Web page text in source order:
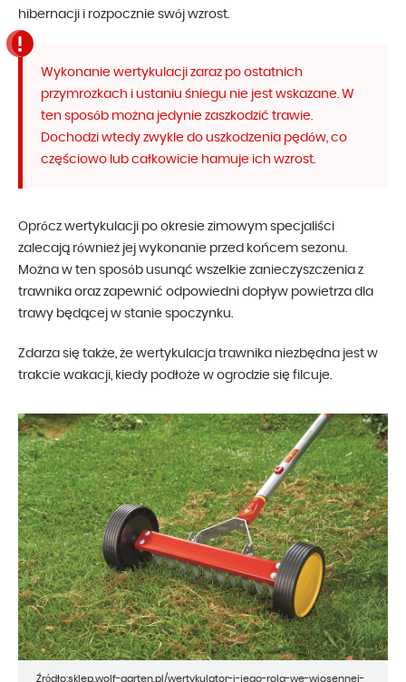
hibernacji i rozpocznie swój wzrost.
Wykonanie wertykulacji zaraz po ostatnich
przymrozkach i ustaniu śniegu nie jest wskazane. W
ten sposób można jedynie zaszkodzić trawie.
Dochodzi wtedy zwykle do uszkodzenia pędów, co
częściowo lub całkowicie hamuje ich wzrost.
Oprócz wertykulacji po okresie zimowym specjaliści
zalecają również jej wykonanie przed końcem sezonu.
Można w ten sposób usunąć wszelkie zanieczyszczenia z
trawnika oraz zapewnić odpowiedni dopływ powietrza dla
trawy będącej w stanie spoczynku.
Zdarza się także, że wertykulacja trawnika niezbędna jest w
trakcie wakacji, kiedy podłoże w ogrodzie się filcuje.
Źródło:sklep.wolf-garten.pl/wertykulator-i-jego-rola-we-wiosennej-